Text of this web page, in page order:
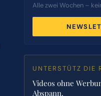
Alle zwei Wochen –
UNTERSTÜTZ DIE
Videos ohne
Abspann.